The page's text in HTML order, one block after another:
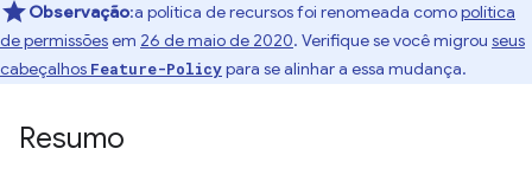
Observação:a política de recursos foi renomeada comopolítica
de permissõesem 26 de maio de 2020. Verifique se você migrou seus
cabeçalhos Feature-Policypara se alinhar a essa mudança.
Resumo